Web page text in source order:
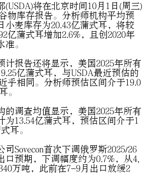
将在北京时间10月1日(周三)
物库存报告。分析师机构平均预
小麦库存为20.43亿蒲式耳，将较
亿蒲式耳增加2.6%，且创2020年
准。
报告还将显示，美国2025年所有
亿蒲式耳，与USDA最近预估的
乎相同。分析师预估区间介于19.0
。
调查均值显示，美国2025年所有
为13.54亿蒲式耳，预估区间介于1
耳。
首次下调俄罗斯2025/26
口预期，下调幅度约为0.7%，从4,
万吨，此前在7-9月出口放缓2